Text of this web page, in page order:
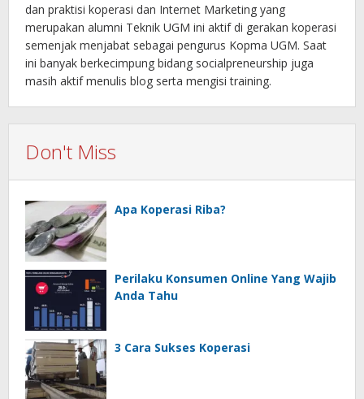
dan praktisi koperasi dan Internet Marketing yang
merupakan alumni Teknik UGM ini aktif di gerakan koperasi
semenjak menjabat sebagai pengurus Kopma UGM. Saat
ini banyak berkecimpung bidang socialpreneurship juga
masih aktif menulis blog serta mengisi training.
Don't Miss
Apa Koperasi Riba?
Perilaku Konsumen Online Yang Wajib
Anda Tahu
3 Cara Sukses Koperasi